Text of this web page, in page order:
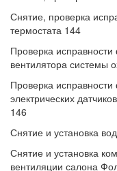
Снятие, проверка
термостата 144
Проверка
вентилятора системы
Проверка
электрических
146
Снятие и установка
Снятие и установка
вентиляции салона